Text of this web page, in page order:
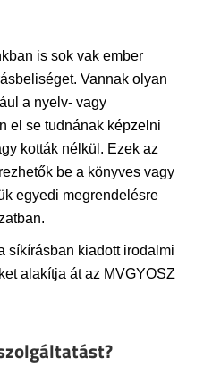
is sok vak ember
Vannak olyan
a nyelv- vagy
el se tudnának képzelni
kották nélkül. Ezek az
be a könyves vagy
egyedi megrendelésre
síkírásban kiadott irodalmi
alakítja át az MVGYOSZ